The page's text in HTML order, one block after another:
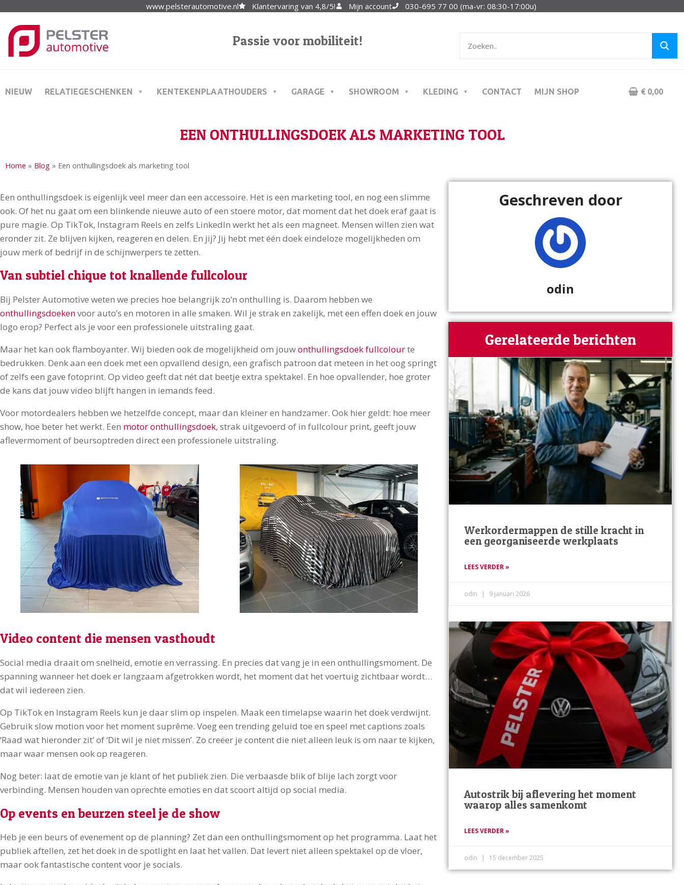
www.pelsterautomotive.nl Klantervaring van 4,8/5! Mijn account 030-695 77 00 (ma-vr: 08:30-17:00u)
Passie voor mobiliteit!
NIEUW RELATIEGESCHENKEN KENTEKENPLAATHOUDERS GARAGE SHOWROOM KLEDING CONTACT MIJN SHOP € 0,00
EEN ONTHULLINGSDOEK ALS MARKETING TOOL
Home » Blog » Een onthullingsdoek als marketing tool
Een onthullingsdoek is eigenlijk veel meer dan een accessoire. Het is een marketing tool, en nog een slimme
ook. Of het nu gaat om een blinkende nieuwe auto of een stoere motor, dat moment dat het doek eraf gaat is
pure magie. Op TikTok, Instagram Reels en zelfs LinkedIn werkt het als een magneet. Mensen willen zien wat
eronder zit. Ze blijven kijken, reageren en delen. En jij? Jij hebt met één doek eindeloze mogelijkheden om
jouw merk of bedrijf in de schijnwerpers te zetten.
Van subtiel chique tot knallende fullcolour
Bij Pelster Automotive weten we precies hoe belangrijk zo’n onthulling is. Daarom hebben we
onthullingsdoekenvoor auto’s en motoren in alle smaken. Wil je strak en zakelijk, met een effen doek en jouw
logo erop? Perfect als je voor een professionele uitstraling gaat.
Maar het kan ook flamboyanter. Wij bieden ook de mogelijkheid om jouwonthullingsdoek fullcolourte
bedrukken. Denk aan een doek met een opvallend design, een grafisch patroon dat meteen in het oog springt
of zelfs een gave fotoprint. Op video geeft dat nét dat beetje extra spektakel. En hoe opvallender, hoe groter
de kans dat jouw video blijft hangen in iemands feed.
Voor motordealers hebben we hetzelfde concept, maar dan kleiner en handzamer. Ook hier geldt: hoe meer
show, hoe beter het werkt. Een motor onthullingsdoek, strak uitgevoerd of in fullcolour print, geeft jouw
aflevermoment of beursoptreden direct een professionele uitstraling.
Video content die mensen vasthoudt
Social media draait om snelheid, emotie en verrassing. En precies dat vang je in een onthullingsmoment. De
spanning wanneer het doek er langzaam afgetrokken wordt, het moment dat het voertuig zichtbaar wordt…
dat wil iedereen zien.
Op TikTok en Instagram Reels kun je daar slim op inspelen. Maak een timelapse waarin het doek verdwijnt.
Gebruik slow motion voor het moment suprême. Voeg een trending geluid toe en speel met captions zoals
‘Raad wat hieronder zit’ of ‘Dit wil je niet missen’. Zo creëer je content die niet alleen leuk is om naar te kijken,
maar waar mensen ook op reageren.
Nog beter: laat de emotie van je klant of het publiek zien. Die verbaasde blik of blije lach zorgt voor
verbinding. Mensen houden van oprechte emoties en dat scoort altijd op social media.
Op events en beurzen steel je de show
Heb je een beurs of evenement op de planning? Zet dan een onthullingsmoment op het programma. Laat het
publiek aftellen, zet het doek in de spotlight en laat het vallen. Dat levert niet alleen spektakel op de vloer,
maar ook fantastische content voor je socials.
Geschreven door
odin
Gerelateerde berichten
Werkordermappen de stille kracht in
een georganiseerde werkplaats
LEES VERDER »
odin 9 januari 2026
Autostrik bij aflevering het moment
waarop alles samenkomt
LEES VERDER »
odin 15 december 2025